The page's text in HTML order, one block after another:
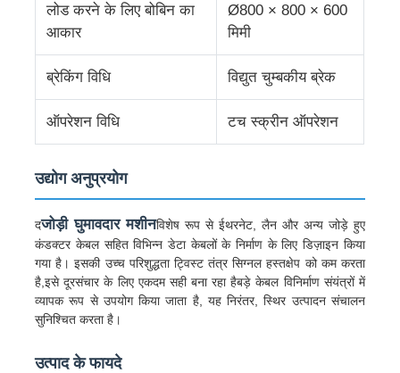
लपेटने की मशीन
सिंगल ट्विस्ट मशीन
जोड़ी घुमाने वाली मशीन
तार बिछाने की मशीन
रिवाइंडिंग मशीन
हॉल ऑफ मशीन
लोड करने के लिए बोबिन का
आकार
Ø800 × 800 × 600
मिमी
ब्रेकिंग विधि विद्युत चुम्बकीय ब्रेक
ऑपरेशन विधि टच स्क्रीन ऑपरेशन
उद्योग अनुप्रयोग
दजोड़ी घुमावदार मशीनविशेष रूप से ईथरनेट, लैन और अन्य जोड़े हुए
कंडक्टर केबल सहित विभिन्न डेटा केबलों के निर्माण के लिए डिज़ाइन किया
गया है। इसकी उच्च परिशुद्धता ट्विस्ट तंत्र सिग्नल हस्तक्षेप को कम करता
है,इसे दूरसंचार के लिए एकदम सही बना रहा हैबड़े केबल विनिर्माण संयंत्रों में
व्यापक रूप से उपयोग किया जाता है, यह निरंतर, स्थिर उत्पादन संचालन
सुनिश्चित करता है।
उत्पाद के फायदे